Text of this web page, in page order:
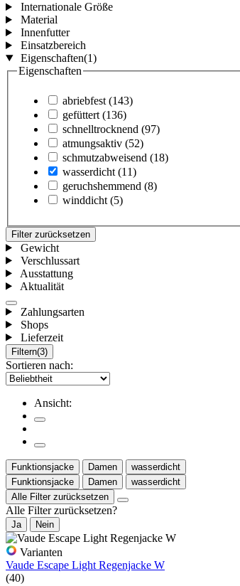
Internationale Größe
Material
Innenfutter
Einsatzbereich
Eigenschaften(1)
Eigenschaften
abriebfest (143)
gefüttert (136)
schnelltrocknend (97)
atmungsaktiv (52)
schmutzabweisend (18)
wasserdicht (11)
geruchshemmend (8)
winddicht (5)
Filter zurücksetzen
Gewicht
Verschlussart
Ausstattung
Aktualität
Zahlungsarten
Shops
Lieferzeit
Filtern(3)
Sortieren nach:
Ansicht:
Funktionsjacke Damen
wasserdicht
Funktionsjacke
Damen
wasserdicht
Alle Filter zurücksetzen
Alle Filter zurücksetzen?
Ja Nein
Varianten
Vaude Escape Light Regenjacke W
(40)